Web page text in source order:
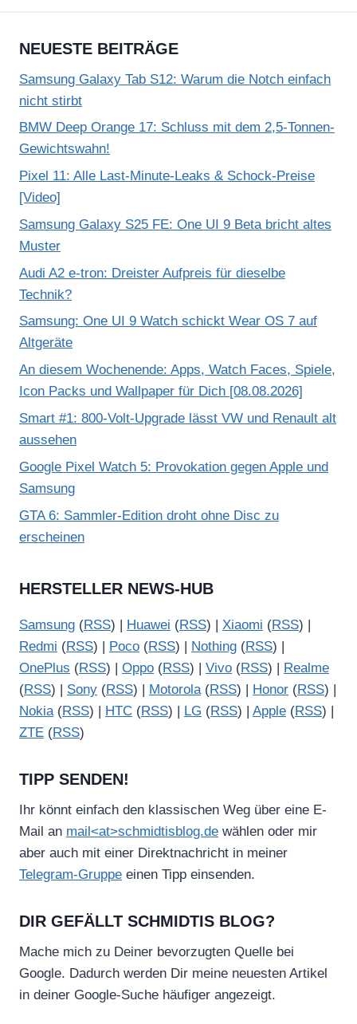
NEUESTE BEITRÄGE
Samsung Galaxy Tab S12: Warum die Notch einfach
nicht stirbt
BMW Deep Orange 17: Schluss mit dem 2,5-Tonnen-
Gewichtswahn!
Pixel 11: Alle Last-Minute-Leaks & Schock-Preise
[Video]
Samsung Galaxy S25 FE: One UI 9 Beta bricht altes
Muster
Audi A2 e-tron: Dreister Aufpreis für dieselbe
Technik?
Samsung: One UI 9 Watch schickt Wear OS 7 auf
Altgeräte
An diesem Wochenende: Apps, Watch Faces, Spiele,
Icon Packs und Wallpaper für Dich [08.08.2026]
Smart #1: 800-Volt-Upgrade lässt VW und Renault alt
aussehen
Google Pixel Watch 5: Provokation gegen Apple und
Samsung
GTA 6: Sammler-Edition droht ohne Disc zu
erscheinen
HERSTELLER NEWS-HUB
Samsung (RSS) | Huawei (RSS) | Xiaomi (RSS) |
Redmi (RSS) | Poco (RSS) | Nothing (RSS) |
OnePlus (RSS) | Oppo (RSS) | Vivo (RSS) |
Realme
(RSS) | Sony (RSS) | Motorola(RSS) | Honor (RSS) |
Nokia(RSS) | HTC (RSS) | LG (RSS) | Apple (RSS) |
ZTE (RSS)
TIPP SENDEN!
Ihr könnt einfach den klassischen Weg über eine E-
Mail an mail<at>schmidtisblog.de wählen oder mir
aber auch mit einer Direktnachricht in meiner
Telegram-Gruppe einen Tipp einsenden.
DIR GEFÄLLT SCHMIDTIS BLOG?
Mache mich zu Deiner bevorzugten Quelle bei
Google. Dadurch werden Dir meine neuesten Artikel
in deiner Google-Suche häufiger angezeigt.